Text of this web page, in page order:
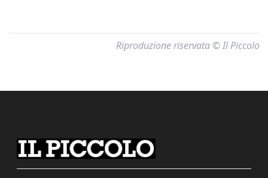
Riproduzione riservata © Il Piccolo